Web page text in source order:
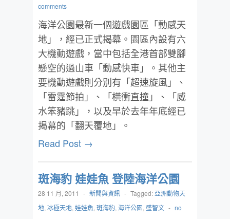
comments
海洋公園最新一個遊戲園區「動感天
地」，經已正式揭幕。園區內設有六
大機動遊戲，當中包括全港首部雙腳
懸空的過山車「動感快車」。其他主
要機動遊戲則分別有「超速旋風」、
「雷霆節拍」、「橫衝直撞」、「威
水笨豬跳」，以及早於去年年底經已
揭幕的「翻天覆地」。
Read Post →
斑海豹 娃娃魚 登陸海洋公園
28 11 月, 2011 - 新聞與資訊 - Tagged: 亞洲動物天
地, 冰極天地, 娃娃魚, 斑海豹, 海洋公園, 盛智文 - no